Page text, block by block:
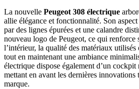
La nouvelle Peugeot 308 électrique
allie élégance et fonctionnalité. Son
par des lignes épurées et une calandre
nouveau logo de Peugeot, ce qui
l’intérieur, la qualité des matériaux
tout en maintenant une ambiance
électrique dispose également d’un cockpit
mettant en avant les dernières innovations
marque.